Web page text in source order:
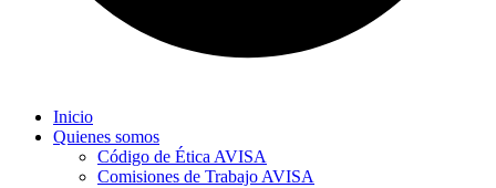
Inicio
Quienes somos
Código de Ética AVISA
Comisiones de Trabajo AVISA